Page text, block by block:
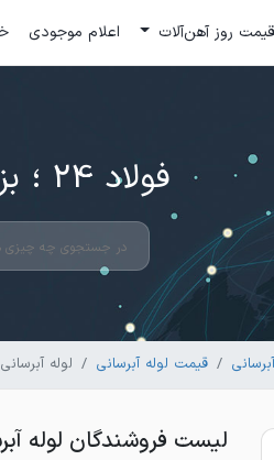
قیمت روز آهن‌آلات اعلام موجودی
فولاد 24 ؛ بزرگترین مرکز تجارت آنلاین فلزات
قیمت لوله آبرسانی لوله آبرسانی
لیست فروشندگان لوله آبرسانی